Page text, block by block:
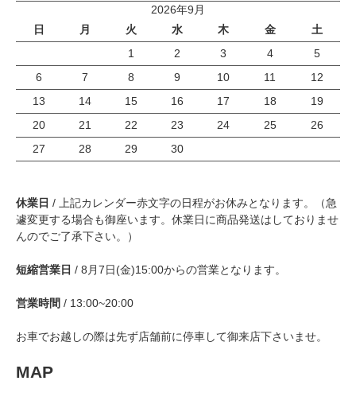
2026年9月
日
月 火 水 木 金
土
1
2 3 4
5
6
7 8 9 10 11
12
13
14 15 16 17 18
19
20
21 22 23 24 25
26
27
28 29 30
休業日 / 上記カレンダー赤文字の日程がお休みとなります。（急
遽変更する場合も御座います。休業日に商品発送はしておりませ
んのでご了承下さい。）
短縮営業日 / 8月7日(金)15:00からの営業となります。
営業時間 / 13:00~20:00
お車でお越しの際は先ず店舗前に停車して御来店下さいませ。
MAP